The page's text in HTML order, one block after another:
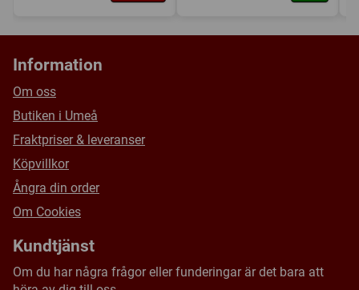
Information
Om oss
Butiken i Umeå
Fraktpriser & leveranser
Köpvillkor
Ångra din order
Om Cookies
Kundtjänst
Om du har några frågor eller funderingar är det bara att